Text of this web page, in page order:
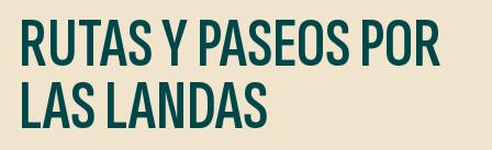
RUTAS Y PASEOS POR
LAS LANDAS